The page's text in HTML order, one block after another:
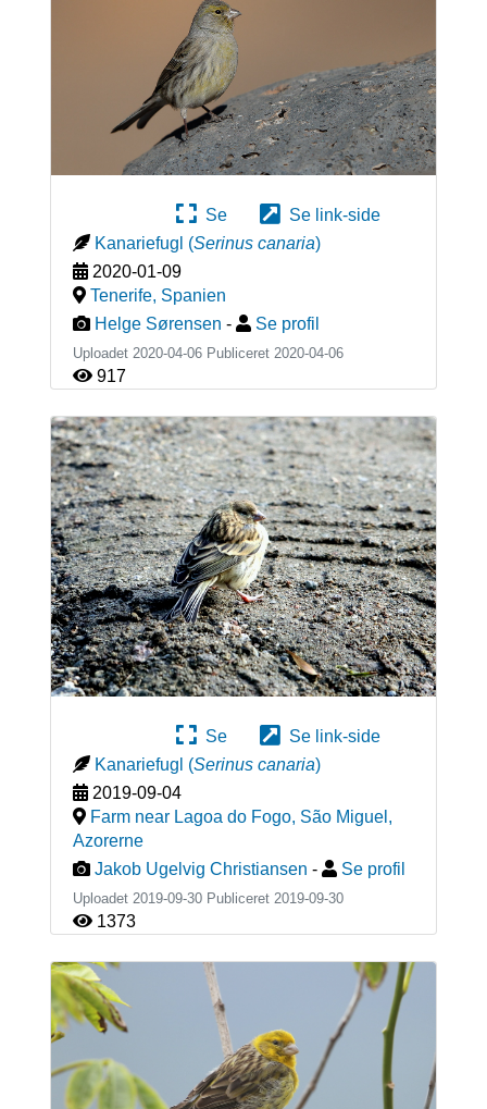
Se
Se link-side
Kanariefugl (Serinus canaria)
2020-01-09
Tenerife, Spanien
Helge Sørensen - Se profil
Uploadet 2020-04-06 Publiceret 2020-04-06
917
Se
Se link-side
Kanariefugl (Serinus canaria)
2019-09-04
Farm near Lagoa do Fogo, São Miguel ,
Azorerne
Jakob Ugelvig Christiansen - Se profil
Uploadet 2019-09-30 Publiceret 2019-09-30
1373